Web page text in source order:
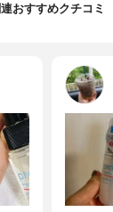
連おすすめクチコミ